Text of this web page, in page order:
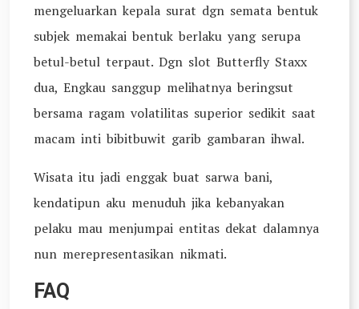
mengeluarkan kepala surat dgn semata bentuk
subjek memakai bentuk berlaku yang serupa
betul-betul terpaut. Dgn slot Butterfly Staxx
dua, Engkau sanggup melihatnya beringsut
bersama ragam volatilitas superior sedikit saat
macam inti bibitbuwit garib gambaran ihwal.
Wisata itu jadi enggak buat sarwa bani,
kendatipun aku menuduh jika kebanyakan
pelaku mau menjumpai entitas dekat dalamnya
nun merepresentasikan nikmati.
FAQ